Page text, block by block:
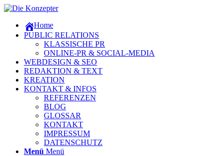
Home
PUBLIC RELATIONS
KLASSISCHE PR
ONLINE-PR & SOCIAL-MEDIA
WEBDESIGN & SEO
REDAKTION & TEXT
KREATION
KONTAKT & INFOS
REFERENZEN
BLOG
GLOSSAR
KONTAKT
IMPRESSUM
DATENSCHUTZ
Menü Menü